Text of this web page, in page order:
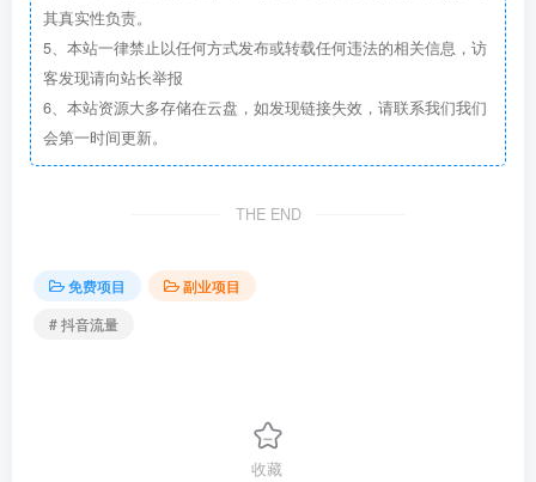
其真实性负责。
5、本站一律禁止以任何方式发布或转载任何违法的相关信息，访
客发现请向站长举报
6、本站资源大多存储在云盘，如发现链接失效，请联系我们我们
会第一时间更新。
THE END
免费项目
副业项目
# 抖音流量
收藏